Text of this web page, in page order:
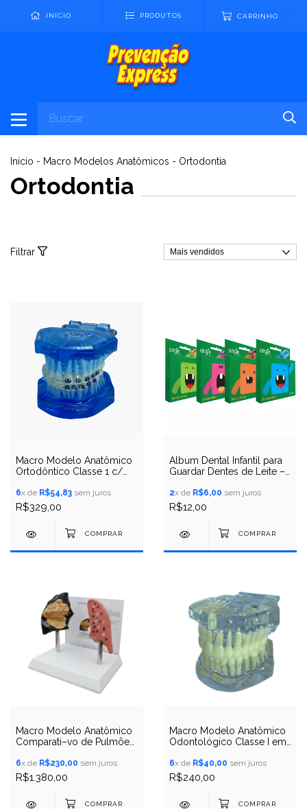
INÍCIO PRODUTOS CARRINHO
Início - Macro Modelos Anatômicos - Ortodontia
Ortodontia
Filtrar
Macro Modelo Anatômico
Ortodôntico Classe 1 c/
Estético
6x de R$54,83 sem juros
R$329,00
Álbum Dental Infantil para
Guardar Dentes de Leite –
2x de R$6,00 sem juros
R$12,00
Macro Modelo Anatômico
Comparati–vo de Pulmões
de Fumante
6x de R$230,00 sem juros
R$1.380,00
Macro Modelo Anatômico
Odontológico Classe I em
6x de R$40,00 sem juros
R$240,00